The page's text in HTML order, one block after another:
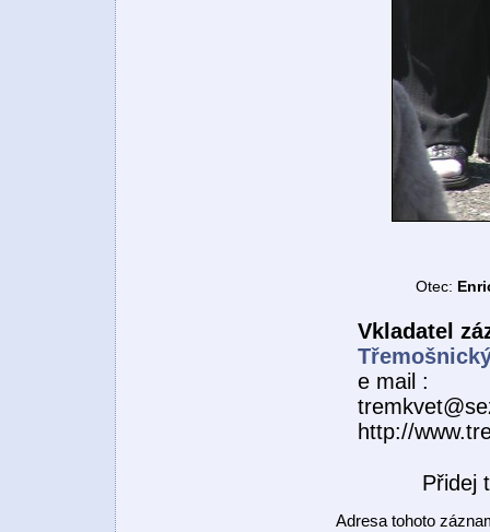
Otec:
Vkladatel
e mail :
http://
Přidej
Adresa tohoto